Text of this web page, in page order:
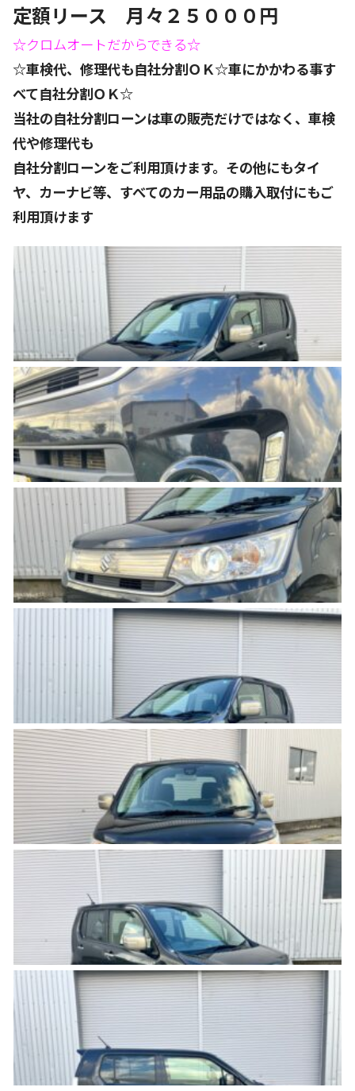
定額リース 月々２５ ０００円
☆クロムオートだからできる☆
☆車検代、修理代も自社分割ＯＫ☆車にかかわる事す
べて自社分割ＯＫ☆
当社の自社分割ローンは車の販売だけではなく、車検
代や修理代も
自社分割ローンをご利用頂けます。その他にもタイ
ヤ、カーナビ等、すべてのカー用品の購入取付にもご
利用頂けます